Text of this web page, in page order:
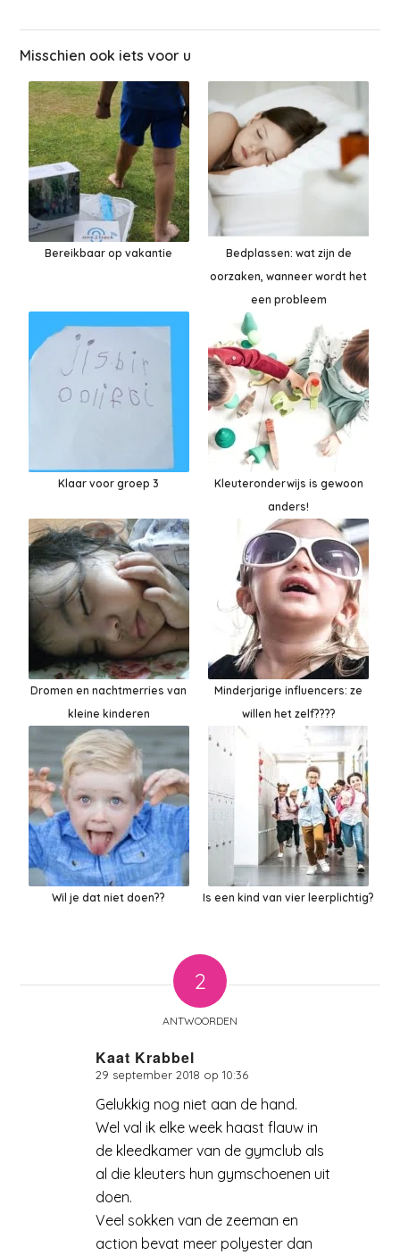
Misschien ook iets voor u
Bereikbaar op vakantie
Bedplassen: wat zijn de
oorzaken, wanneer wordt het
een probleem
Klaar voor groep 3
Kleuteronderwijs is gewoon
anders!
Dromen en nachtmerries van
kleine kinderen
Minderjarige influencers: ze
willen het zelf????
Wil je dat niet doen?? Is een kind van vier leerplichtig?
2
ANTWOORDEN
Kaat Krabbel
zegt:
29 september 2018 op 10:36
Gelukkig nog niet aan de hand.
Wel val ik elke week haast flauw in
de kleedkamer van de gymclub als
al die kleuters hun gymschoenen uit
doen.
Veel sokken van de zeeman en
action bevat meer polyester dan